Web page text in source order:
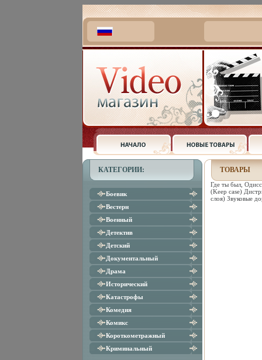
КАТЕГОРИИ:
Боевик
Вестерн
Военный
Детектив
Детский
Документальный
Драма
Исторический
Катастрофы
Комедия
Комикс
Короткометражный
Криминальный
ТОВАРЫ
Где ты был,
(Keep case)
слоя) Звуковые